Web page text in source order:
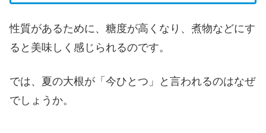
性質があるために、糖度が高くなり、煮物などにす
ると美味しく感じられるのです。
では、夏の大根が「今ひとつ」と言われるのはなぜ
でしょうか。